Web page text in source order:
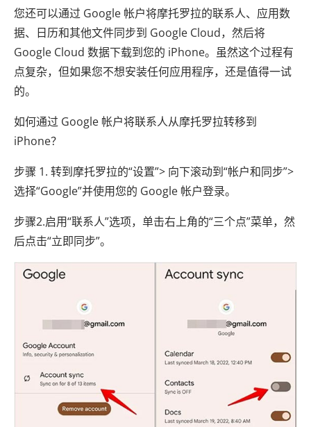
您还可以通过 Google 帐户将摩托罗拉的联系人、应用数
据、日历和其他文件同步到 Google Cloud，然后将
Google Cloud 数据下载到您的 iPhone。虽然这个过程有
点复杂，但如果您不想安装任何应用程序，还是值得一试
的。
如何通过 Google 帐户将联系人从摩托罗拉转移到
iPhone？
步骤 1. 转到摩托罗拉的“设置”> 向下滚动到“帐户和同步”>
选择“Google”并使用您的 Google 帐户登录。
步骤2.启用“联系人”选项，单击右上角的“三个点”菜单，然
后点击“立即同步”。